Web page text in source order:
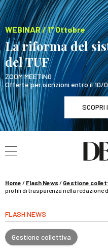
WEBINAR / 1° Ottobre
La riforma del
del TUF
ZOOM MEETING
Offerte per iscrizioni entro il 10/
SCOPRI
WEBINAR /
La riforma del sistema
Home / Flash News/ Gestione
profili di trasparenza nella redazione
FLASH NEWS
Gestione collettiva